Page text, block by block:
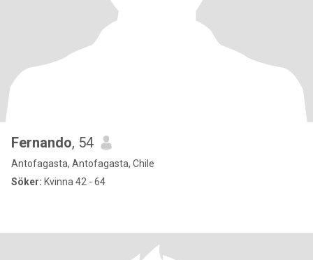
Fernando, 54
Antofagasta, Antofagasta, Chile
Söker: Kvinna 42 - 64